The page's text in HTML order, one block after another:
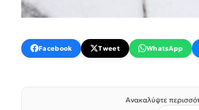
Facebook Tweet WhatsApp
Ανακαλύψτε